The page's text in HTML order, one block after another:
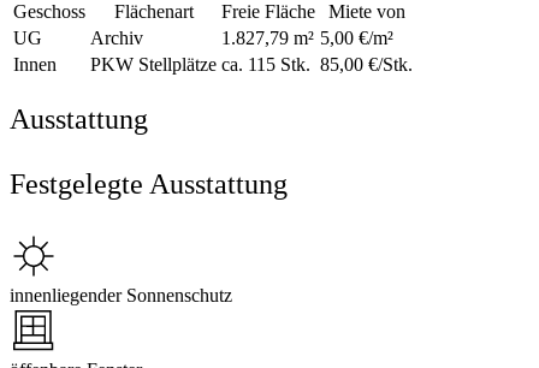
Geschoss Flächenart Freie Fläche
Miete von
UG
Archiv 1.827,79 m² 5,00 €/m²
Innen
PKW Stellplätze ca. 115 Stk. 85,00 €/Stk.
Ausstattung
Festgelegte Ausstattung
innenliegender Sonnenschutz